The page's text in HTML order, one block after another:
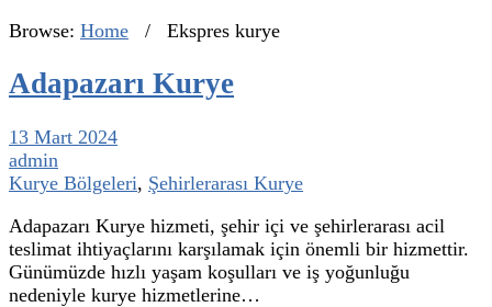
Browse: Home / Ekspres kurye
Adapazarı Kurye
13 Mart 2024
admin
Kurye Bölgeleri, Şehirlerarası Kurye
Adapazarı Kurye hizmeti, şehir içi ve şehirlerarası acil
teslimat ihtiyaçlarını karşılamak için önemli bir hizmettir.
Günümüzde hızlı yaşam koşulları ve iş yoğunluğu
nedeniyle kurye hizmetlerine…